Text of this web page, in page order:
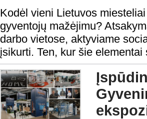
Kodėl vieni Lietuvos
gyventojų mažėjimu?
darbo vietose, aktyviame
įsikurti. Ten, kur šie